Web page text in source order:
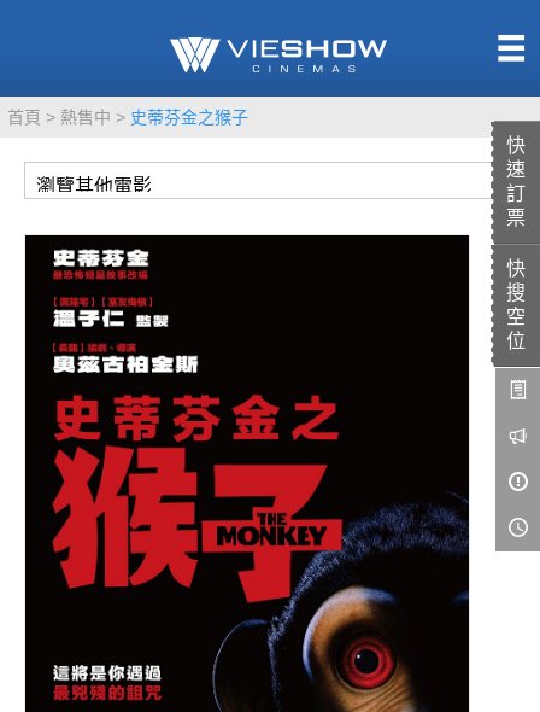
快
速
訂
票
快
搜
空
位
首頁 熱售中 史蒂芬金之猴子
TITAN SCREEN
MUCROWN
IMAX
4DX
VR 演唱會
GOLD CLASS
AD口述影像
LIVE演唱會
中獎名單